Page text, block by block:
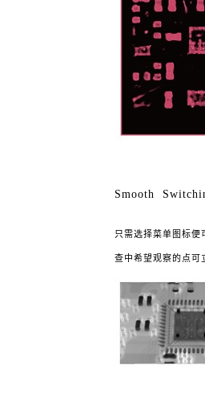
Smooth
只需选择菜单图标
查中希望观察的点可